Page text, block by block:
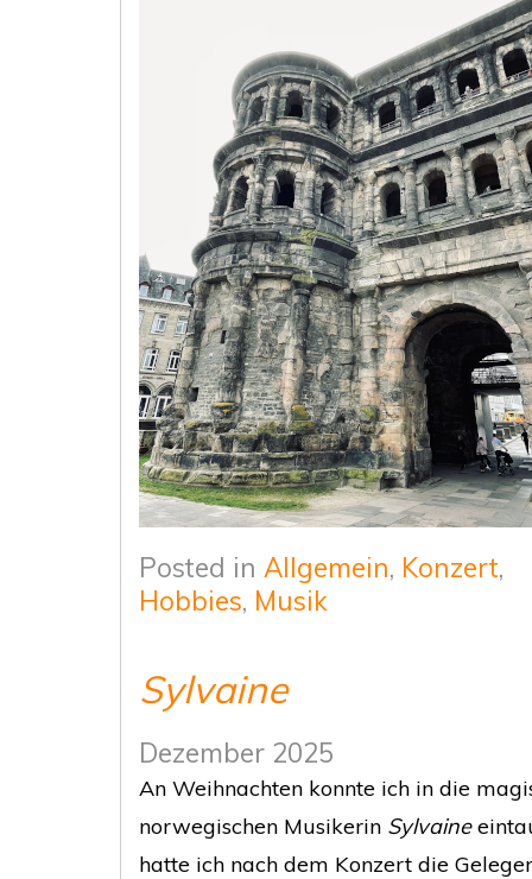
Posted in Allgemein, Konzert,
Hobbies, Musik
Sylvaine
Dezember 2025
An Weihnachten konnte ich in die
norwegischen Musikerin Sylvaine
hatte ich nach dem Konzert die